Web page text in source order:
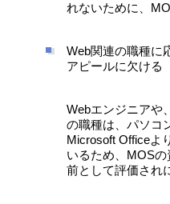
れないために、
Web関連の職種に
アピールに欠ける
Webエンジニアや
の職種は、パソコ
Microsoft Officeよ
いるため、MOS
前として評価され